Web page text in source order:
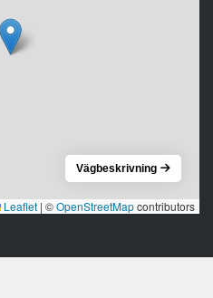
Leaflet | ©OpenStreetMapcontributors
Vägbeskrivning